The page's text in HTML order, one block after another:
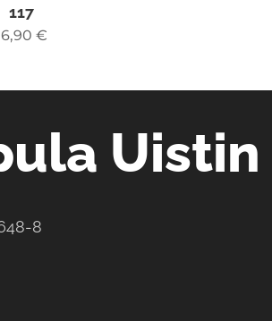
117
€
Uistin
8